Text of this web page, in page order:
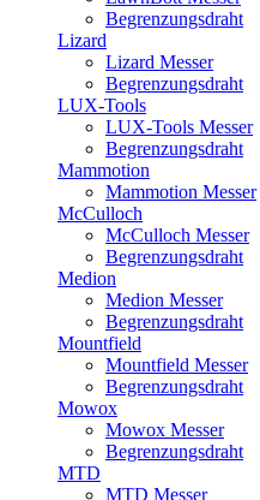
Begrenzungsdraht
Lizard
Lizard Messer
Begrenzungsdraht
LUX-Tools
LUX-Tools Messer
Begrenzungsdraht
Mammotion
Mammotion Messer
McCulloch
McCulloch Messer
Begrenzungsdraht
Medion
Medion Messer
Begrenzungsdraht
Mountfield
Mountfield Messer
Begrenzungsdraht
Mowox
Mowox Messer
Begrenzungsdraht
MTD
MTD Messer